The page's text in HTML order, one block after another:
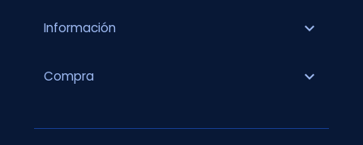
Información expand_more
Compra expand_more